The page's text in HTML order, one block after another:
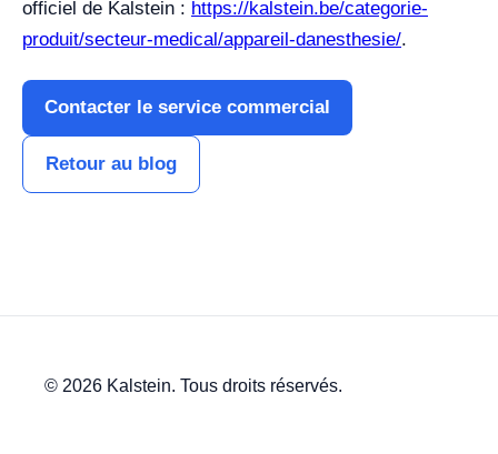
officiel de Kalstein : https://kalstein.be/categorie-
produit/secteur-medical/appareil-danesthesie/.
Contacter le service commercial
Retour au blog
© 2026 Kalstein. Tous droits réservés.